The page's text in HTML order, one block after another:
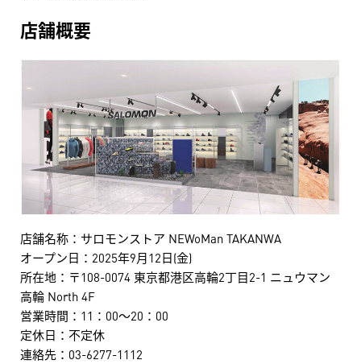
店舗概要
店舗名称：サロモンストア NEWoMan TAKANWA
オープン日：2025年9月12日(金)
所在地：〒108-0074 東京都港区高輪2丁目2-1 ニュウマン
高輪 North 4F
営業時間：11：00～20：00
定休日：不定休
連絡先：03-6277-1112